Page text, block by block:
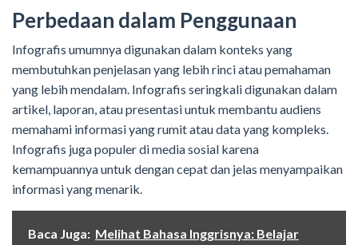
Perbedaan dalam Penggunaan
Infografis umumnya digunakan dalam konteks yang
membutuhkan penjelasan yang lebih rinci atau pemahaman
yang lebih mendalam. Infografis seringkali digunakan dalam
artikel, laporan, atau presentasi untuk membantu audiens
memahami informasi yang rumit atau data yang kompleks.
Infografis juga populer di media sosial karena
kemampuannya untuk dengan cepat dan jelas menyampaikan
informasi yang menarik.
Baca Juga: Melihat Bahasa Inggrisnya: Belajar